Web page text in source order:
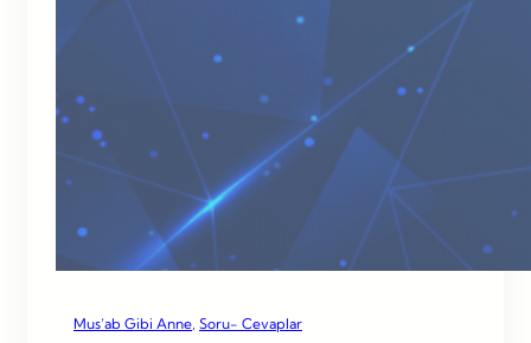
Mus’ab Gibi Anne Soru- Cevaplar